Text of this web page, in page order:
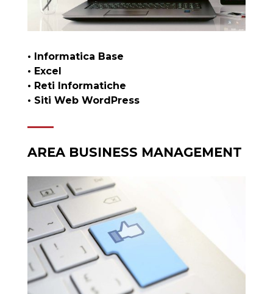
• Informatica Base
• Excel
• Reti Informatiche
• Siti Web WordPress
AREA BUSINESS MANAGEMENT